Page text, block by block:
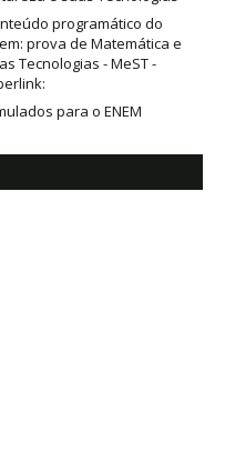
programático do
prova de Matemática e
Tecnologias - MeST -
para o ENEM